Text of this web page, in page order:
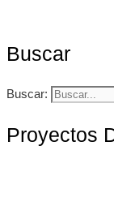
Buscar
Buscar:
Proyectos